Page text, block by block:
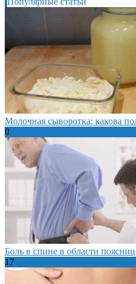
Молочная сыворотка: какова
0
Боль в спине в области
17